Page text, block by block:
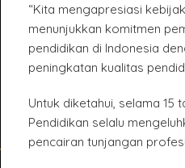
“Kita mengapresiasi
menunjukkan komitmen
pendidikan di Indonesia
peningkatan kualitas
Untuk diketahui, selama 15
Pendidikan selalu
pencairan tunjangan